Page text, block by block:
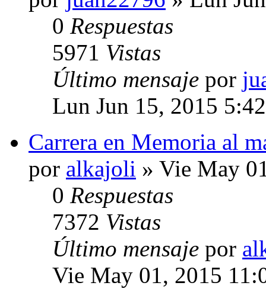
0 Respuestas
5971 Vistas
Último mensaje por
Lun Jun 15, 2015
Carrera en Memoria al
por alkajoli » Vie May
0 Respuestas
7372 Vistas
Último mensaje por
Vie May 01, 2015